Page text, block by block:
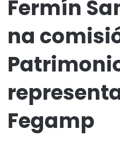
Fermín
na
Fegamp